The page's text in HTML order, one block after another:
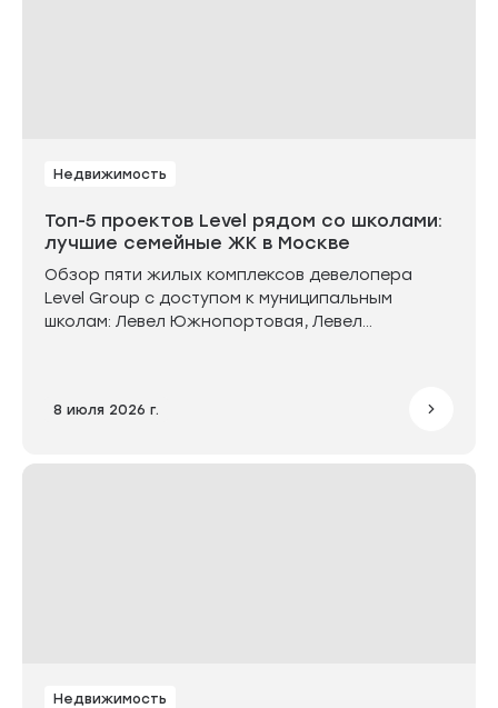
Недвижимость
Топ-5 проектов Level рядом со школами:
лучшие семейные ЖК в Москве
Обзор пяти жилых комплексов девелопера
Level Group с доступом к муниципальным
школам: Левел Южнопортовая, Левел
жилых комплексов, что позволяет детям
учёбы занимает до 15 минут.
8 июля 2026 г.
Недвижимость